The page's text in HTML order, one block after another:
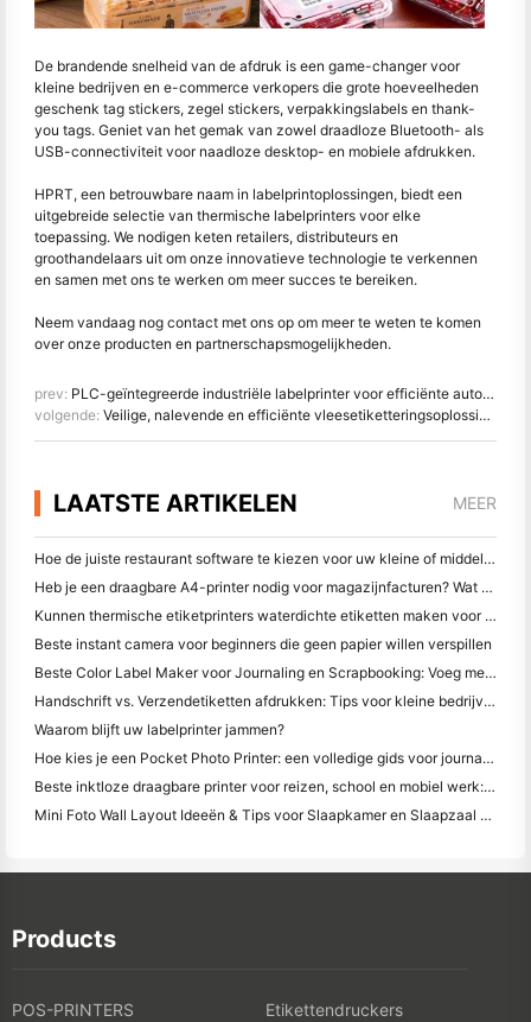
De brandende snelheid van de afdruk is een game-changer voor
kleine bedrijven en e-commerce verkopers die grote hoeveelheden
geschenk tag stickers, zegel stickers, verpakkingslabels en thank-
you tags. Geniet van het gemak van zowel draadloze Bluetooth- als
USB-connectiviteit voor naadloze desktop- en mobiele afdrukken.
HPRT, een betrouwbare naam in labelprintoplossingen, biedt een
uitgebreide selectie van thermische labelprinters voor elke
toepassing. We nodigen keten retailers, distributeurs en
groothandelaars uit om onze innovatieve technologie te verkennen
en samen met ons te werken om meer succes te bereiken.
Neem vandaag nog contact met ons op om meer te weten te komen
over onze producten en partnerschapsmogelijkheden.
prev: PLC-geïntegreerde industriële labelprinter voor efficiënte automatisering van de productielijn
volgende: Veilige, nalevende en efficiënte vleesetiketteringsoplossingen
LAATSTE ARTIKELEN MEER
Hoe de juiste restaurant software te kiezen voor uw kleine of middelgrote restaurant
Heb je een draagbare A4-printer nodig voor magazijnfacturen? Wat werkelijk werkt
Kunnen thermische etiketprinters waterdichte etiketten maken voor kleine bedrijfsproducten?
Beste instant camera voor beginners die geen papier willen verspillen
Beste Color Label Maker voor Journaling en Scrapbooking: Voeg meer kleur toe aan elke pagina
Handschrift vs. Verzendetiketten afdrukken: Tips voor kleine bedrijven in 2026
Waarom blijft uw labelprinter jammen?
Hoe kies je een Pocket Photo Printer: een volledige gids voor journaling, reizen en iPhone-gebruikers
Beste inktloze draagbare printer voor reizen, school en mobiel werk: Hanin MT620 Pro Review
Mini Foto Wall Layout Ideeën & Tips voor Slaapkamer en Slaapzaal Decoratie
Products
POS-PRINTERS
Etikettendruckers